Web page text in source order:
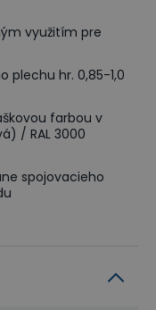
využitím pre
plechu hr. 0,85-1,0
farbou v
/ RAL 3000
spojovacieho